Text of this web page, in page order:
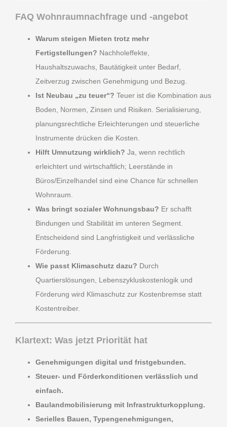
FAQ Wohnraumnachfrage und -angebot
Warum steigen Mieten trotz mehr
Fertigstellungen? Nachholeffekte,
Haushaltszuwachs, Bautätigkeit unter Bedarf,
Zeitverzug zwischen Genehmigung und Bezug.
Ist Neubau „zu teuer“? Teuer ist die Kombination aus
Boden, Normen, Zinsen und Risiken. Serialisierung,
planungsrechtliche Erleichterungen und steuerliche
Instrumente drücken die Kosten.
Hilft Umnutzung wirklich? Ja, wenn rechtlich
erleichtert und wirtschaftlich; Leerstände in
Büros/Einzelhandel sind eine Chance für schnellen
Wohnraum.
Was bringt sozialer Wohnungsbau? Er schafft
Bindungen und Stabilität im unteren Segment.
Entscheidend sind Langfristigkeit und verlässliche
Förderung.
Wie passt Klimaschutz dazu? Durch
Quartierslösungen, Lebenszykluskostenlogik und
Förderung wird Klimaschutz zur Kostenbremse statt
Kostentreiber.
Klartext: Was jetzt Priorität hat
Genehmigungen digital und fristgebunden.
Steuer- und Förderkonditionen verlässlich und
einfach.
Baulandmobilisierung mit Infrastrukturkopplung.
Serielles Bauen, Typengenehmigungen,